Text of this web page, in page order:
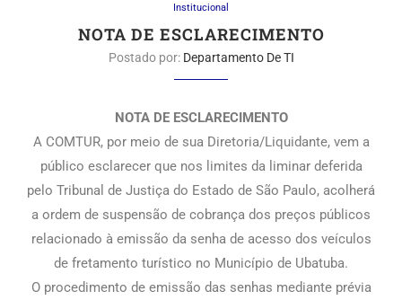
Institucional
NOTA DE ESCLARECIMENTO
Postado por: Departamento De TI
NOTA DE ESCLARECIMENTO
A COMTUR, por meio de sua Diretoria/Liquidante, vem a
público esclarecer que nos limites da liminar deferida
pelo Tribunal de Justiça do Estado de São Paulo, acolherá
a ordem de suspensão de cobrança dos preços públicos
relacionado à emissão da senha de acesso dos veículos
de fretamento turístico no Município de Ubatuba.
O procedimento de emissão das senhas mediante prévia